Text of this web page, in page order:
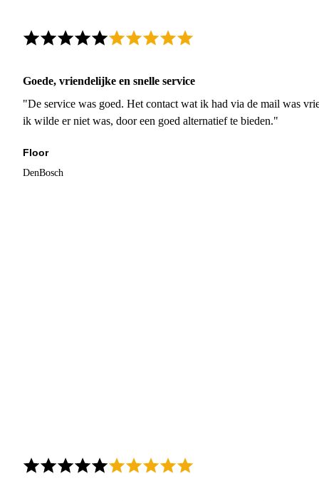
Goede, vriendelijke en snelle service
"De service was goed. Het contact wat ik had via de mail was
ik wilde er niet was, door een goed alternatief te bieden."
Floor
DenBosch